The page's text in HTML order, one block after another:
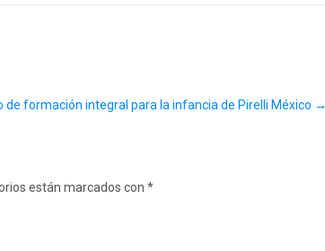
de formación integral para la infancia de Pirelli México →
están marcados con *